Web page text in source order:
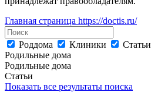
Главная страница https://doctis.ru/
Роддома Клиники
Статьи
Родильные дома
Родильные дома
Статьи
Показать все результаты поиска